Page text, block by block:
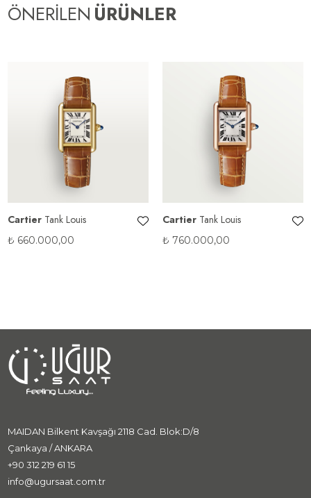
ÖNERİLEN ÜRÜNLER
Cartier Tank Louis
₺ 660.000,00
Cartier Tank Louis
₺ 760.000,00
MAIDAN Bilkent Kavşağı 2118 Cad. Blok:D/8
Çankaya / ANKARA
+90 312 219 61 15
info@ugursaat.com.tr